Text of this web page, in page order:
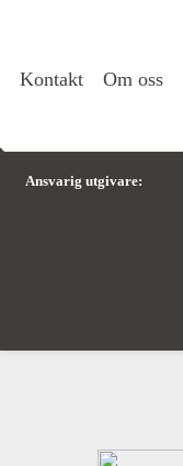
Kontakt Om oss
Ansvarig utgivare: